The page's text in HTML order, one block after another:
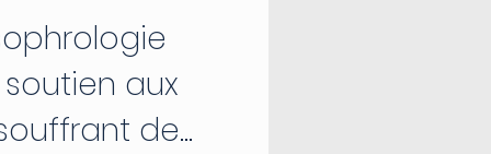
aux
de